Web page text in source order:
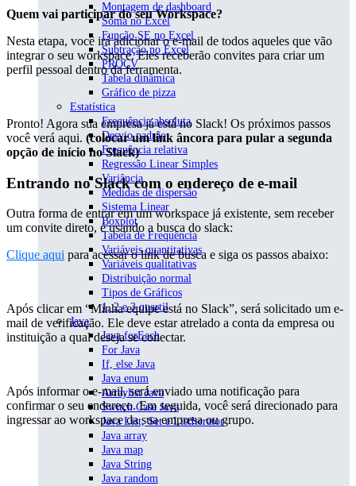
Montagem de dashboard
Soma no Excel
Função SE no Excel
Subtração no Excel
PROCV
Tabela dinâmica
Gráfico de pizza
Estatística
Frequência absoluta
Desvio padrão
Frequência relativa
Regressão Linear Simples
Variância
Medidas de dispersão
Sistema Linear
Boxplot
Tabela de Frequência
Variáveis quantitativas
Variáveis qualitativas
Distribuição normal
Tipos de Gráficos
1, 2 e 3 quartil
Java
Java forEach
For Java
If, else Java
Java enum
Arraylist Java
Switch Case Java
Java List, Set e ListIterator
Java array
Java map
Java String
Java random
Quem vai participar do seu Workspace?
Nesta etapa, você irá adicionar o e-mail de todos aqueles que vão
integrar o seu workspace. Eles receberão convites para criar um
perfil pessoal dentro da ferramenta.
Pronto! Agora sua empresa já está no Slack! Os próximos passos
você verá aqui. (colocar um link âncora para pular a segunda
opção de início no Slack)
Entrando no Slack com o endereço de e-mail
Outra forma de entrar em um workspace já existente, sem receber
um convite direto, é usando a busca do slack:
Clique aqui para acessar o link de busca e siga os passos abaixo:
Após clicar em “Minha equipe está no Slack”, será solicitado um e-
mail de verificação. Ele deve estar atrelado a conta da empresa ou
instituição a qual deseja se conectar.
Após informar o e-mail, será enviado uma notificação para
confirmar o seu endereço. Em seguida, você será direcionado para
ingressar ao workspace da sua empresa ou grupo.